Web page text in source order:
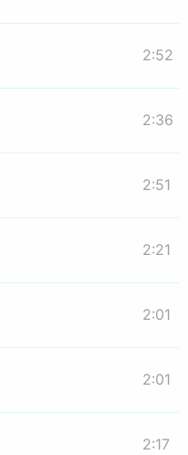
2:52
2:36
2:51
2:21
2:01
2:01
2:17